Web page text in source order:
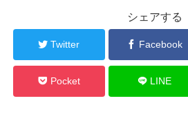
シェアする
Twitter Facebook
Pocket LINE